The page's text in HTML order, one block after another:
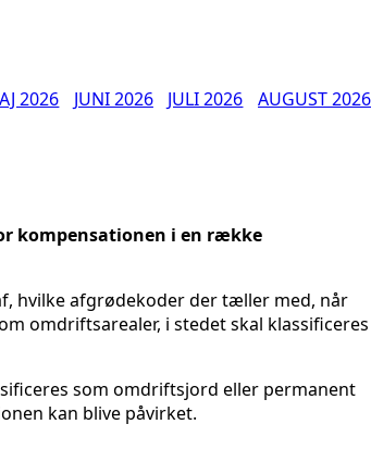
AUGUST 2026
JULI 2026
JUNI 2026
2026
kompensationen i en række
hvilke afgrødekoder der tæller med, når
omdriftsarealer, i stedet skal klassificeres
som omdriftsjord eller permanent
kan blive påvirket.